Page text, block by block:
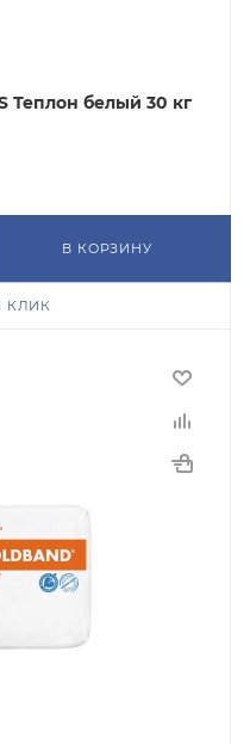
Теплон белый 30 кг
В КОРЗИНУ
КЛИК